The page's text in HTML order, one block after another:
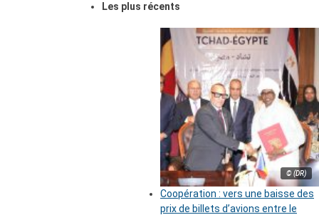
Les plus récents
© (DR)
Coopération : vers une baisse des
prix de billets d’avions entre le